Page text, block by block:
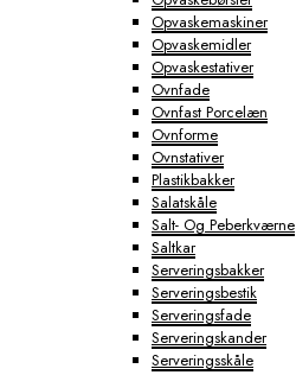
Opvaskemaskiner
Opvaskemidler
Opvaskestativer
Ovnfade
Ovnfast Porcelæn
Ovnforme
Ovnstativer
Plastikbakker
Salatskåle
Salt- Og Peberkværne
Saltkar
Serveringsbakker
Serveringsbestik
Serveringsfade
Serveringskander
Serveringsskåle